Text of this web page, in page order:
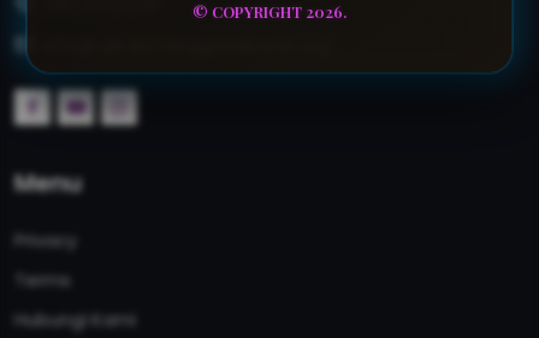
© COPYRIGHT 2026.
Menu
Privacy
Terms
Hubungi Kami